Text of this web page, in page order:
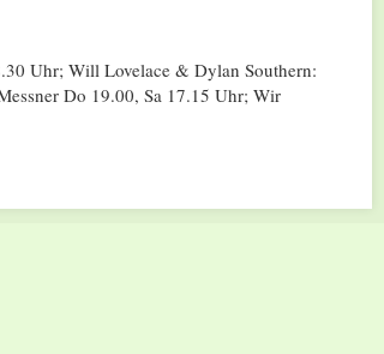
Uhr; Will Lovelace & Dylan Southern:
Do 19.00, Sa 17.15 Uhr; Wir